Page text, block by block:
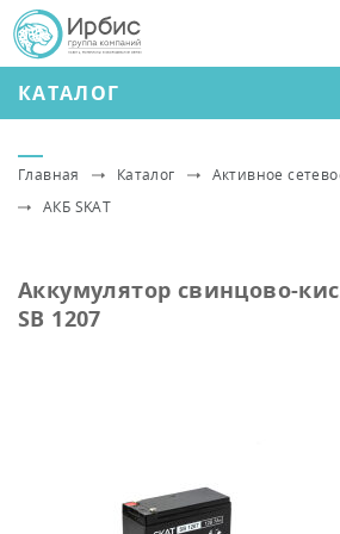
КАТАЛОГ
Главная Каталог
Активное
АКБ SKAT
Аккумулятор свинцово-
SB 1207